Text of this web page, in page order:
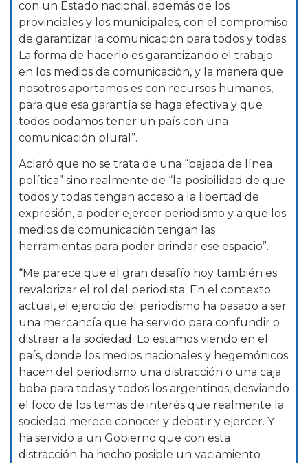
con un Estado nacional, además de los
provinciales y los municipales, con el compromiso
de garantizar la comunicación para todos y todas.
La forma de hacerlo es garantizando el trabajo
en los medios de comunicación, y la manera que
nosotros aportamos es con recursos humanos,
para que esa garantía se haga efectiva y que
todos podamos tener un país con una
comunicación plural”.
Aclaró que no se trata de una “bajada de línea
política” sino realmente de “la posibilidad de que
todos y todas tengan acceso a la libertad de
expresión, a poder ejercer periodismo y a que los
medios de comunicación tengan las
herramientas para poder brindar ese espacio”.
“Me parece que el gran desafío hoy también es
revalorizar el rol del periodista. En el contexto
actual, el ejercicio del periodismo ha pasado a ser
una mercancía que ha servido para confundir o
distraer a la sociedad. Lo estamos viendo en el
país, donde los medios nacionales y hegemónicos
hacen del periodismo una distracción o una caja
boba para todas y todos los argentinos, desviando
el foco de los temas de interés que realmente la
sociedad merece conocer y debatir y ejercer. Y
ha servido a un Gobierno que con esta
distracción ha hecho posible un vaciamiento